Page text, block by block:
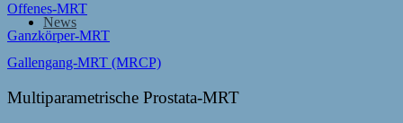
News
Offenes-MRT
Ganzkörper-MRT
Gallengang-MRT (MRCP)
Multiparametrische Prostata-MRT